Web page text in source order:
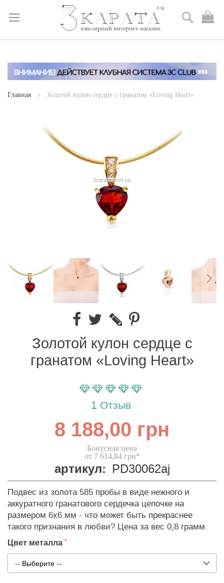
Skip
Content
Поиск
Главная Золотой кулон сердце с гранатом «Loving Heart»
Золотой кулон сердце с
гранатом «Loving Heart»
Параметр оценки:
% of100
1 Отзыв
8 188,00 грн
Бонусная цена
от 7 614,84 грн*
артикул: PD30062aj
Подвес из золота 585 пробы в виде нежного и
аккуратного гранатового сердечка цепочке на
размером 6х6 мм - что может быть прекраснее
такого признания в любви? Цена за вес 0,8 грамм.
Цвет металла